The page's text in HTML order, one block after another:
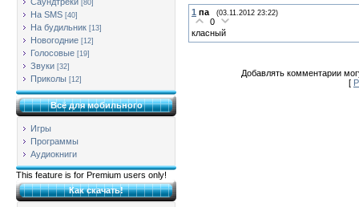
[80]
На SMS [40]
На будильник [13]
Новогодние [12]
Голосовые [19]
Звуки [32]
Приколы [12]
Всё для мобильного
Игры
Программы
Аудиокниги
This feature is for Premium users only!
Как скачать!
1 па (03.11.2012 23:22)
0
класный
Добавлять комментарии
[